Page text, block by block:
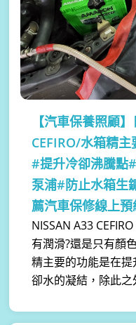
【汽車保養照顧】
CEFIRO/水箱精
#提升冷卻沸騰點
泵浦#防止水箱生
薦汽車保修線上
NISSAN A33
有潤滑?還是只有顏
精主要的功能是在
卻水的凝結，除此之